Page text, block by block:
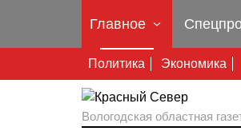
Главное
Политика Экономика
Вологодская областная